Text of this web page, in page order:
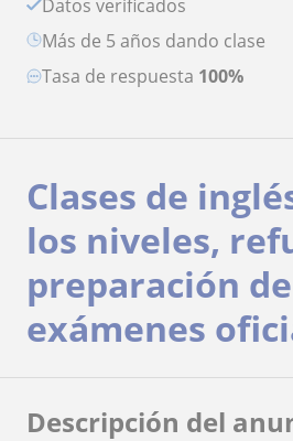
Datos verificados
más de 5 años dando clase
Tasa de respuesta 100%
Clases de
los niveles,
preparación de
exámenes
Descripción del